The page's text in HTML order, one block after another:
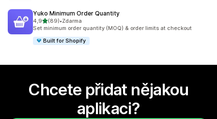
Yuko Minimum Order Quantity
4,9z 5 hvězd
(89)
Celkový počet recenzí: 89
•Zdarma
Set minimum order quantity (MOQ) & order limits at checkout
Built for Shopify
Chcete přidat nějakou
aplikaci?